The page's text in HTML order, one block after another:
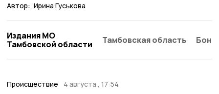
Автор: Ирина Гуськова
Издания МО
Тамбовской области
Тамбовская область
Происшествие 4 августа , 17:54